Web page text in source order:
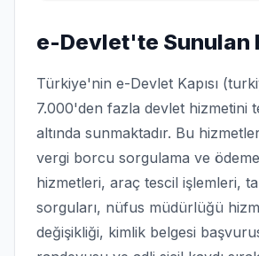
e-Devlet'te Sunulan
Türkiye'nin e-Devlet Kapısı
7.000'den fazla devlet hizmetini
altında sunmaktadır. Bu
vergi borcu sorgulama ve
hizmetleri, araç tescil işlemleri,
sorguları, nüfus müdürlüğü
değişikliği, kimlik belgesi